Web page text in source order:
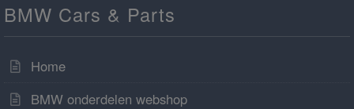
BMW Cars & Parts
Home
BMW onderdelen webshop